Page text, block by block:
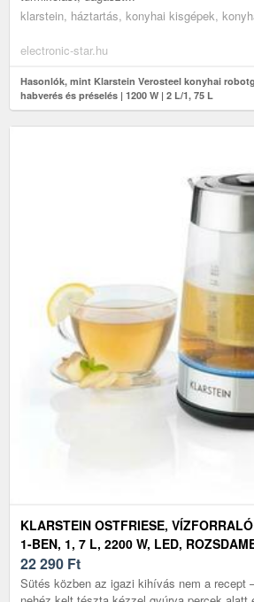
klarstein, háztartás, konyhai kisgépek,
electronic-star.hu
Hasonlók, mint Klarstein Verosteel konyhai
habverés és préselés | 1200 W | 2 L/1, 75 L
KLARSTEIN OSTFRIESE,
1-BEN, 1, 7 L, 2200 W, LED,
22 290 Ft
Sütés közben az igazi kihívás nem a recept